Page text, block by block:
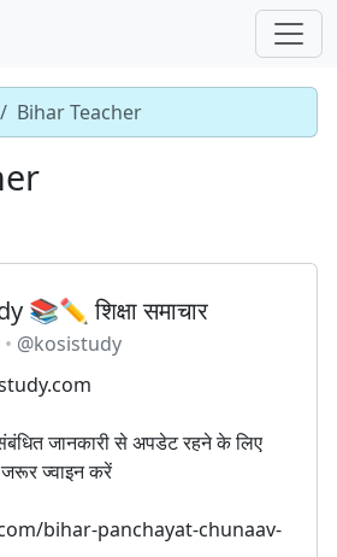
Bihar Teacher
📚✏ शिक्षा समाचार
@kosistudy
संबंधित जानकारी से अपडेट रहने के लिए
जरूर ज्वाइन करें
bihar-panchayat-chunaav-